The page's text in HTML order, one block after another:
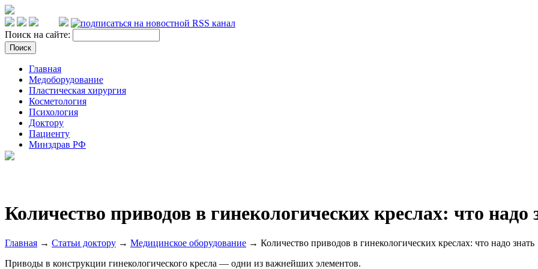
Поиск на сайте:
Главная
Медоборудование
Пластическая хирургия
Косметология
Психология
Доктору
Пациенту
Минздрав РФ
Количество приводов в гинекологических креслах: что надо
Главная → Статьи доктору → Медицинское оборудование → Количество приводов в гинекологических креслах: что надо знать
Приводы в конструкции гинекологического кресла — одни из важнейших элементов.